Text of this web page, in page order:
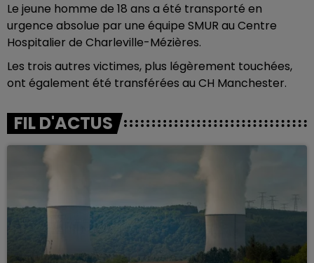
Le jeune homme de 18 ans a été transporté en
urgence absolue par une équipe SMUR au Centre
Hospitalier de Charleville-Mézières.
Les trois autres victimes, plus légèrement touchées,
ont également été transférées au CH Manchester.
FIL D'ACTUS